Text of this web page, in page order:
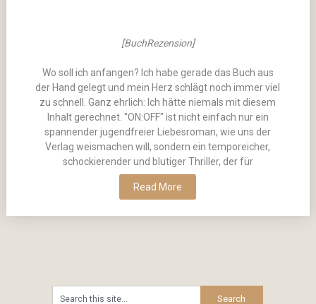
[BuchRezension]
Wo soll ich anfangen? Ich habe gerade das Buch aus
der Hand gelegt und mein Herz schlägt noch immer viel
zu schnell. Ganz ehrlich: Ich hätte niemals mit diesem
Inhalt gerechnet. "ON:OFF" ist nicht einfach nur ein
spannender jugendfreier Liebesroman, wie uns der
Verlag weismachen will, sondern ein temporeicher,
schockierender und blutiger Thriller, der für
Read More